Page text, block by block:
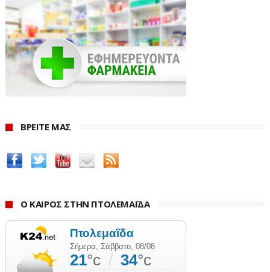
ΒΡΕΙΤΕ ΜΑΣ
Ο ΚΑΙΡΟΣ ΣΤΗΝ ΠΤΟΛΕΜΑΪΔΑ